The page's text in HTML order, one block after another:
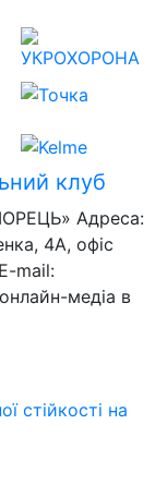
клуб
Адреса:
4А, офіс
mail:
медіа в
стійкості на